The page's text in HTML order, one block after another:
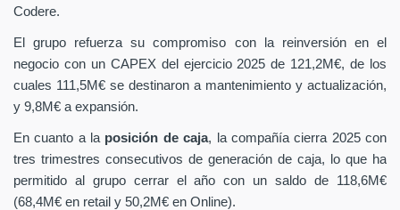
Codere.
El grupo refuerza su compromiso con la reinversión en el
negocio con un CAPEX del ejercicio 2025 de 121,2M€, de los
cuales 111,5M€ se destinaron a mantenimiento y actualización,
y 9,8M€ a expansión.
En cuanto a la posición de caja, la compañía cierra 2025 con
tres trimestres consecutivos de generación de caja, lo que ha
permitido al grupo cerrar el año con un saldo de 118,6M€
(68,4M€ en retail y 50,2M€ en Online).